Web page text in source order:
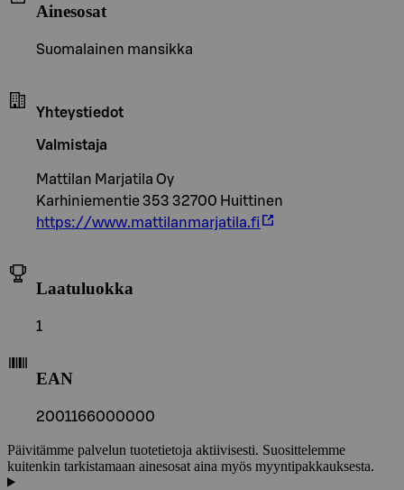
Ainesosat
Suomalainen mansikka
Yhteystiedot
Valmistaja
Mattilan Marjatila Oy
Karhiniementie 353 32700 Huittinen
https://www.mattilanmarjatila.fi
Laatuluokka
1
EAN
2001166000000
Päivitämme palvelun tuotetietoja aktiivisesti. Suosittelemme
kuitenkin tarkistamaan ainesosat aina myös myyntipakkauksesta.